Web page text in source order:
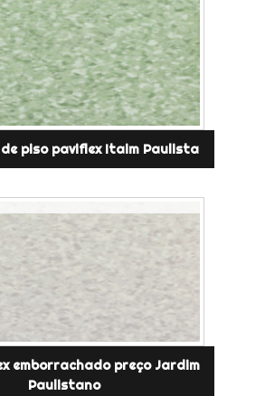
piso paviflex Itaim Paulista
emborrachado preço Jardim
Paulistano